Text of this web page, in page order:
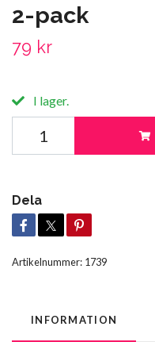
2-pack
79 kr
I lager.
Dela
Artikelnummer: 1739
INFORMATION